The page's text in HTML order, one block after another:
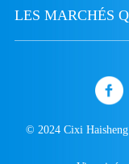
LES MARCHÉS
© 2024 Cixi